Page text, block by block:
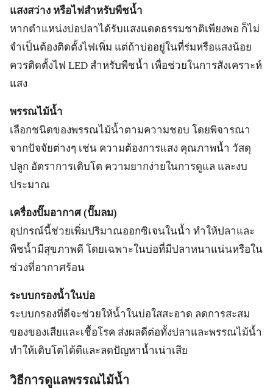
แสงสว่าง หรือไฟสำหรับพืชน้ำ
หากตำแหน่งบ่อปลาได้รับแสงแดดธรรมชาติเพียงพอ ก็ไม่
จำเป็นต้องติดตั้งไฟเพิ่ม แต่ถ้าบ่ออยู่ในที่ร่มหรือแสงน้อย
ควรติดตั้งไฟ LED สำหรับพืชน้ำ เพื่อช่วยในการสังเคราะห์
แสง
พรรณไม้น้ำ
เลือกชนิดของพรรณไม้น้ำตามความชอบ โดยพิจารณา
จากปัจจัยต่างๆ เช่น ความต้องการแสง คุณภาพน้ำ วัสดุ
ปลูก อัตราการเติบโต ความยากง่ายในการดูแล และงบ
ประมาณ
เครื่องปั๊มอากาศ (ปั๊มลม)
อุปกรณ์นี้ช่วยเพิ่มปริมาณออกซิเจนในน้ำ ทำให้ปลาและ
พืชน้ำมีสุขภาพดี โดยเฉพาะในบ่อที่มีปลาหนาแน่นหรือใน
ช่วงที่อากาศร้อน
ระบบกรองน้ำในบ่อ
ระบบกรองที่ดีจะช่วยให้น้ำในบ่อใสสะอาด ลดการสะสม
ของของเสียและเชื้อโรค ส่งผลดีต่อทั้งปลาและพรรณไม้น้ำ
ทำให้เติบโตได้ดีและลดปัญหาน้ำเน่าเสีย
วิธีการดูแลพรรณไม้น้ำ